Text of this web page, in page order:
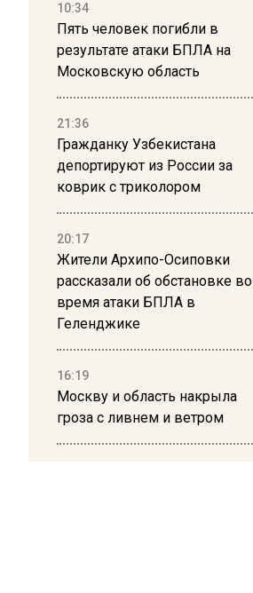
10:34
Пять человек погибли в
результате атаки БПЛА на
Московскую область
21:36
Гражданку Узбекистана
депортируют из России за
коврик с триколором
20:17
Жители Архипо-Осиповки
рассказали об обстановке во
время атаки БПЛА в
Геленджике
16:19
Москву и область накрыла
гроза с ливнем и ветром